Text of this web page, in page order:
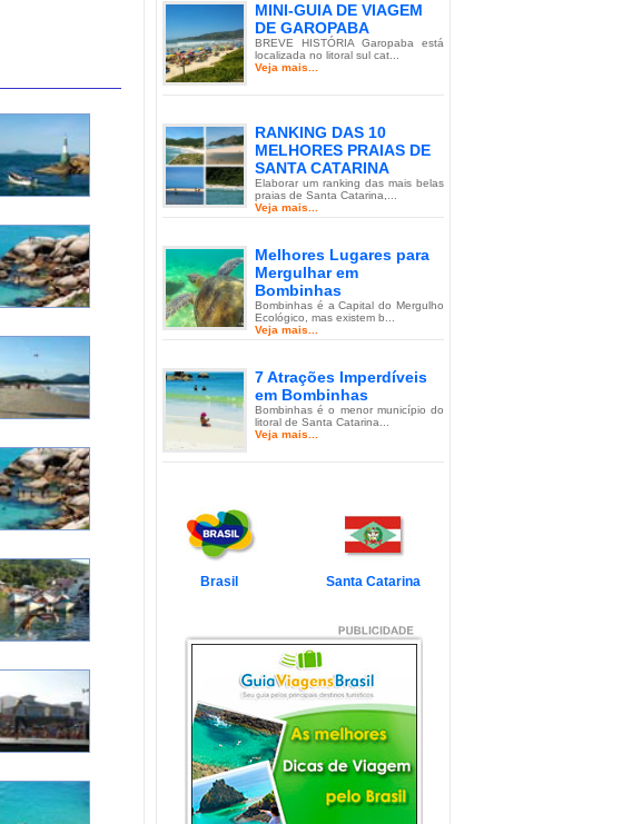
MINI-GUIA DE VIAGEM
DE GAROPABA
BREVE HISTÓRIA Garopaba está
localizada no litoral sul cat...
Veja mais...
RANKING DAS 10
MELHORES PRAIAS DE
SANTA CATARINA
Elaborar um ranking das mais belas
praias de Santa Catarina,...
Veja mais...
Melhores Lugares para
Mergulhar em
Bombinhas
Bombinhas é a Capital do Mergulho
Ecológico, mas existem b...
Veja mais...
7 Atrações Imperdíveis
em Bombinhas
Bombinhas é o menor município do
litoral de Santa Catarina...
Veja mais...
de Balneário Camboriú e
Balneário Camboriú é um passeio
em Florianópolis
Florianópolis é um dos destinos mais
desejados dos último...
Veja mais...
Garopaba e Região com
Crianças
Garopaba é um município de Santa
Catarina a 80 quilômetro...
Veja mais...
Brasil Santa Catarina